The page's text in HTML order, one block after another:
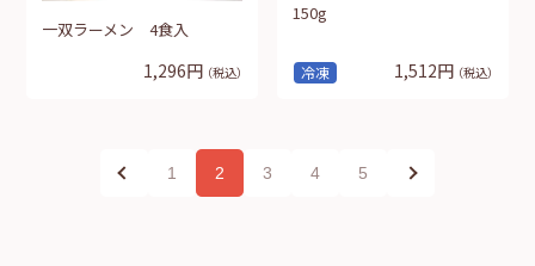
一双ラーメン 4食入
1,296円 （税込） 冷凍
150g
1,512円 （税込）
1 2 3 4 5